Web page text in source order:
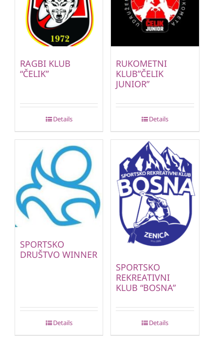
RAGBI KLUB
“ČELIK”
Details
RUKOMETNI
KLUB”ČELIK
JUNIOR”
Details
SPORTSKO
DRUŠTVO WINNER
Details
SPORTSKO
REKREATIVNI
KLUB “BOSNA”
Details